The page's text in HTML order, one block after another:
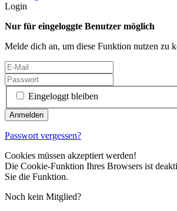
Login
Nur für eingeloggte Benutzer möglich
Melde dich an, um diese Funktion nutzen zu
Eingeloggt bleiben
Passwort vergessen?
Cookies müssen akzeptiert werden!
Die Cookie-Funktion Ihres Browsers ist
Sie die Funktion.
Noch kein Mitglied?